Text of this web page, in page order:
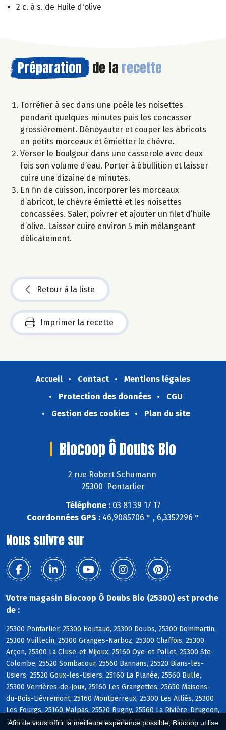
Afin de vous offrir la meilleure expérience possible, Biocoop utilise
2 c. à s. de Huile d'olive
Préparation de la recette
Torréfier à sec dans une poêle les noisettes
pendant quelques minutes puis les concasser
grossièrement. Dénoyauter et couper les abricots
en petits morceaux et émietter le chèvre.
Verser le boulgour dans une casserole avec deux
fois son volume d’eau. Porter à ébullition et laisser
cuire une dizaine de minutes.
En fin de cuisson, incorporer les morceaux
d’abricot, le chèvre émietté et les noisettes
concassées. Saler, poivrer et ajouter un filet d’huile
d’olive. Laisser cuire environ 5 min mélangeant
délicatement.
Retour à la liste
Imprimer la recette
Accueil Contact
Mentions légales
Protection des données
CGU
Gestion des cookies
Plan du site
Biocoop Ô Doubs Bio
2 rue Robert Schumann
25300 Pontarlier
Téléphone :03 81 39 17 17
Coordonnées GPS : 46,9085706 ° , 6,3352296 °
Nous suivre sur
Votre magasin Biocoop Ô Doubs Bio (25300) est proche
de :
25300 Pontarlier, 25300 Houtaud, 25300 Doubs, 25300 Dommartin,
25300 Vuillecin, 25300 Granges-Narboz, 25300 Chaffois, 25300
Arçon, 25300 La Cluse-et-Mijoux, 25160 Oye-et-Pallet, 25300 Ste-
Colombe, 25520 Sombacour, 25560 Bannans, 25520 Bians-les-
Usiers, 25520 Goux-les-Usiers, 25160 La Planée, 25560 Bulle,
25300 Verrières-de-Joux, 25160 Les Grangettes, 25650 Maisons-
du-Bois-Lièvremont, 25160 Montperreux, 25300 Les Alliés, 25300
Les Fourgs, 25160 Malpas, 25520 Bugny, 25560 La Rivière-Drugeon,
25650 Lièvremont, 25520 Ouhans, 25160 St-Point-Lac, 25650